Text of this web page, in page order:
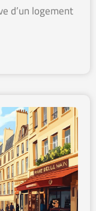
d’un logement